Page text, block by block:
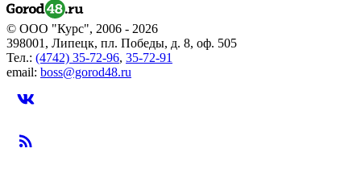
© ООО "Курс", 2006 - 2026
398001, Липецк, пл. Победы, д. 8, оф. 505
Тел.: (4742) 35-72-96, 35-72-91
email: boss@gorod48.ru